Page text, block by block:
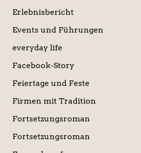
Erlebnisbericht
Events und Führungen
everyday life
Facebook-Story
Feiertage und Feste
Firmen mit Tradition
Fortsetzungsroman
Fortsetzungsroman